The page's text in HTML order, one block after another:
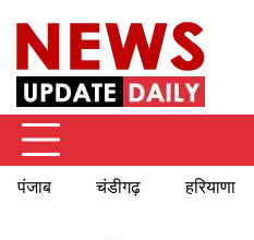
content
पंजाब चंडीगढ़ हरियाणा